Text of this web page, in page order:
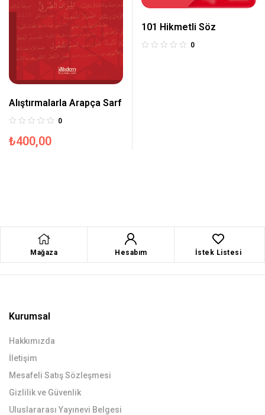
Alıştırmalarla Arapça Sarf
0
₺400,00
101 Hikmetli Söz
0
Mağaza Hesabım İstek Listesi
Kurumsal
Hakkımızda
İletişim
Mesafeli Satış Sözleşmesi
Gizlilik ve Güvenlik
Uluslararası Yayınevi Belgesi